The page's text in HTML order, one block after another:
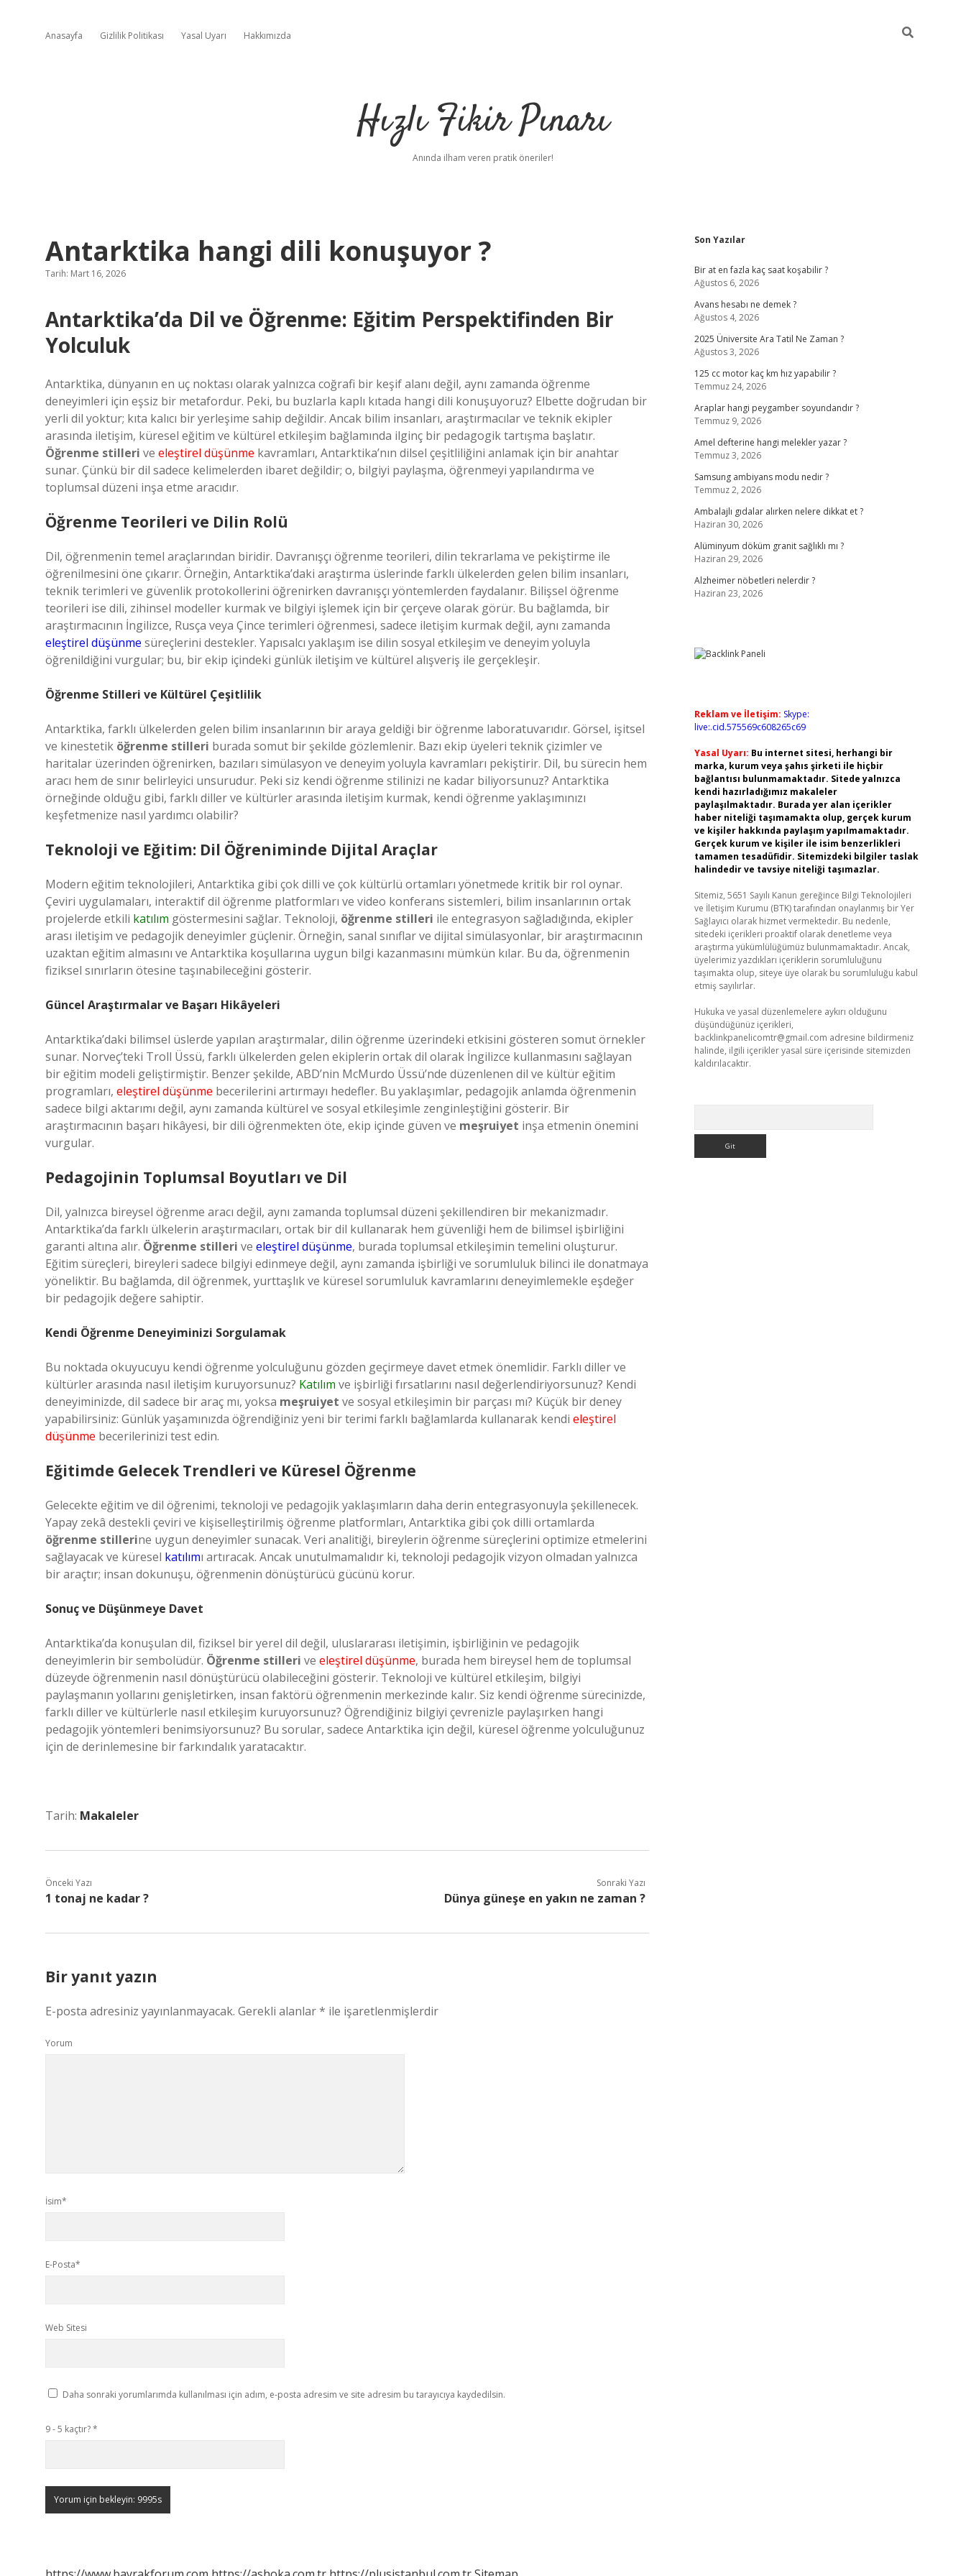
Anasayfa Gizlilik Politikası Yasal Uyarı Hakkımızda
Hızlı Fikir Pınarı
Anında ilham veren pratik öneriler!
Antarktika hangi dili konuşuyor ?
Tarih: Mart 16, 2026
Antarktika’da Dil ve Öğrenme: Eğitim Perspektifinden Bir
Yolculuk
Antarktika, dünyanın en uç noktası olarak yalnızca coğrafi bir keşif alanı değil, aynı zamanda öğrenme
deneyimleri için eşsiz bir metafordur. Peki, bu buzlarla kaplı kıtada hangi dili konuşuyoruz? Elbette doğrudan bir
yerli dil yoktur; kıta kalıcı bir yerleşime sahip değildir. Ancak bilim insanları, araştırmacılar ve teknik ekipler
arasında iletişim, küresel eğitim ve kültürel etkileşim bağlamında ilginç bir pedagogik tartışma başlatır.
Öğrenme stilleri ve eleştirel düşünme kavramları, Antarktika’nın dilsel çeşitliliğini anlamak için bir anahtar
sunar. Çünkü bir dil sadece kelimelerden ibaret değildir; o, bilgiyi paylaşma, öğrenmeyi yapılandırma ve
toplumsal düzeni inşa etme aracıdır.
Öğrenme Teorileri ve Dilin Rolü
Dil, öğrenmenin temel araçlarından biridir. Davranışçı öğrenme teorileri, dilin tekrarlama ve pekiştirme ile
öğrenilmesini öne çıkarır. Örneğin, Antarktika’daki araştırma üslerinde farklı ülkelerden gelen bilim insanları,
teknik terimleri ve güvenlik protokollerini öğrenirken davranışçı yöntemlerden faydalanır. Bilişsel öğrenme
teorileri ise dili, zihinsel modeller kurmak ve bilgiyi işlemek için bir çerçeve olarak görür. Bu bağlamda, bir
araştırmacının İngilizce, Rusça veya Çince terimleri öğrenmesi, sadece iletişim kurmak değil, aynı zamanda
eleştirel düşünme süreçlerini destekler. Yapısalcı yaklaşım ise dilin sosyal etkileşim ve deneyim yoluyla
öğrenildiğini vurgular; bu, bir ekip içindeki günlük iletişim ve kültürel alışveriş ile gerçekleşir.
Öğrenme Stilleri ve Kültürel Çeşitlilik
Antarktika, farklı ülkelerden gelen bilim insanlarının bir araya geldiği bir öğrenme laboratuvarıdır. Görsel, işitsel
ve kinestetik öğrenme stilleri burada somut bir şekilde gözlemlenir. Bazı ekip üyeleri teknik çizimler ve
haritalar üzerinden öğrenirken, bazıları simülasyon ve deneyim yoluyla kavramları pekiştirir. Dil, bu sürecin hem
aracı hem de sınır belirleyici unsurudur. Peki siz kendi öğrenme stilinizi ne kadar biliyorsunuz? Antarktika
örneğinde olduğu gibi, farklı diller ve kültürler arasında iletişim kurmak, kendi öğrenme yaklaşımınızı
keşfetmenize nasıl yardımcı olabilir?
Teknoloji ve Eğitim: Dil Öğreniminde Dijital Araçlar
Modern eğitim teknolojileri, Antarktika gibi çok dilli ve çok kültürlü ortamları yönetmede kritik bir rol oynar.
Çeviri uygulamaları, interaktif dil öğrenme platformları ve video konferans sistemleri, bilim insanlarının ortak
projelerde etkili katılım göstermesini sağlar. Teknoloji, öğrenme stilleri ile entegrasyon sağladığında, ekipler
arası iletişim ve pedagojik deneyimler güçlenir. Örneğin, sanal sınıflar ve dijital simülasyonlar, bir araştırmacının
uzaktan eğitim almasını ve Antarktika koşullarına uygun bilgi kazanmasını mümkün kılar. Bu da, öğrenmenin
fiziksel sınırların ötesine taşınabileceğini gösterir.
Güncel Araştırmalar ve Başarı Hikâyeleri
Antarktika’daki bilimsel üslerde yapılan araştırmalar, dilin öğrenme üzerindeki etkisini gösteren somut örnekler
sunar. Norveç’teki Troll Üssü, farklı ülkelerden gelen ekiplerin ortak dil olarak İngilizce kullanmasını sağlayan
bir eğitim modeli geliştirmiştir. Benzer şekilde, ABD’nin McMurdo Üssü’nde düzenlenen dil ve kültür eğitim
programları, eleştirel düşünme becerilerini artırmayı hedefler. Bu yaklaşımlar, pedagojik anlamda öğrenmenin
sadece bilgi aktarımı değil, aynı zamanda kültürel ve sosyal etkileşimle zenginleştiğini gösterir. Bir
araştırmacının başarı hikâyesi, bir dili öğrenmekten öte, ekip içinde güven ve meşruiyet inşa etmenin önemini
vurgular.
Pedagojinin Toplumsal Boyutları ve Dil
Dil, yalnızca bireysel öğrenme aracı değil, aynı zamanda toplumsal düzeni şekillendiren bir mekanizmadır.
Antarktika’da farklı ülkelerin araştırmacıları, ortak bir dil kullanarak hem güvenliği hem de bilimsel işbirliğini
garanti altına alır. Öğrenme stilleri ve eleştirel düşünme, burada toplumsal etkileşimin temelini oluşturur.
Eğitim süreçleri, bireyleri sadece bilgiyi edinmeye değil, aynı zamanda işbirliği ve sorumluluk bilinci ile donatmaya
yöneliktir. Bu bağlamda, dil öğrenmek, yurttaşlık ve küresel sorumluluk kavramlarını deneyimlemekle eşdeğer
bir pedagojik değere sahiptir.
Kendi Öğrenme Deneyiminizi Sorgulamak
Bu noktada okuyucuyu kendi öğrenme yolculuğunu gözden geçirmeye davet etmek önemlidir. Farklı diller ve
kültürler arasında nasıl iletişim kuruyorsunuz? Katılım ve işbirliği fırsatlarını nasıl değerlendiriyorsunuz? Kendi
deneyiminizde, dil sadece bir araç mı, yoksa meşruiyet ve sosyal etkileşimin bir parçası mı? Küçük bir deney
yapabilirsiniz: Günlük yaşamınızda öğrendiğiniz yeni bir terimi farklı bağlamlarda kullanarak kendi eleştirel
düşünme becerilerinizi test edin.
Eğitimde Gelecek Trendleri ve Küresel Öğrenme
Gelecekte eğitim ve dil öğrenimi, teknoloji ve pedagojik yaklaşımların daha derin entegrasyonuyla şekillenecek.
Yapay zekâ destekli çeviri ve kişiselleştirilmiş öğrenme platformları, Antarktika gibi çok dilli ortamlarda
öğrenme stillerine uygun deneyimler sunacak. Veri analitiği, bireylerin öğrenme süreçlerini optimize etmelerini
sağlayacak ve küresel katılımı artıracak. Ancak unutulmamalıdır ki, teknoloji pedagojik vizyon olmadan yalnızca
bir araçtır; insan dokunuşu, öğrenmenin dönüştürücü gücünü korur.
Sonuç ve Düşünmeye Davet
Antarktika’da konuşulan dil, fiziksel bir yerel dil değil, uluslararası iletişimin, işbirliğinin ve pedagojik
deneyimlerin bir sembolüdür. Öğrenme stilleri ve eleştirel düşünme, burada hem bireysel hem de toplumsal
düzeyde öğrenmenin nasıl dönüştürücü olabileceğini gösterir. Teknoloji ve kültürel etkileşim, bilgiyi
paylaşmanın yollarını genişletirken, insan faktörü öğrenmenin merkezinde kalır. Siz kendi öğrenme sürecinizde,
farklı diller ve kültürlerle nasıl etkileşim kuruyorsunuz? Öğrendiğiniz bilgiyi çevrenizle paylaşırken hangi
pedagojik yöntemleri benimsiyorsunuz? Bu sorular, sadece Antarktika için değil, küresel öğrenme yolculuğunuz
için de derinlemesine bir farkındalık yaratacaktır.
Tarih: Makaleler
Önceki Yazı
1 tonaj ne kadar ?
Sonraki Yazı
Dünya güneşe en yakın ne zaman ?
Bir yanıt yazın
E-posta adresiniz yayınlanmayacak. Gerekli alanlar* ile işaretlenmişlerdir
Yorum
İsim*
E-Posta*
Web Sitesi
Daha sonraki yorumlarımda kullanılması için adım, e-posta adresim ve site adresim bu tarayıcıya kaydedilsin.
9 - 5 kaçtır?*
Sidebar
Son Yazılar
Bir at en fazla kaç saat koşabilir ?
Ağustos 6, 2026
Avans hesabı ne demek ?
Ağustos 4, 2026
2025 Üniversite Ara Tatil Ne Zaman ?
Ağustos 3, 2026
125 cc motor kaç km hız yapabilir ?
Temmuz 24, 2026
Araplar hangi peygamber soyundandır ?
Temmuz 9, 2026
Amel defterine hangi melekler yazar ?
Temmuz 3, 2026
Samsung ambiyans modu nedir ?
Temmuz 2, 2026
Ambalajlı gıdalar alırken nelere dikkat et ?
Haziran 30, 2026
Alüminyum döküm granit sağlıklı mı ?
Haziran 29, 2026
Alzheimer nöbetleri nelerdir ?
Haziran 23, 2026
Reklam ve İletişim: Skype:
live:.cid.575569c608265c69
Yasal Uyarı: Bu internet sitesi, herhangi bir
marka, kurum veya şahıs şirketi ile hiçbir
bağlantısı bulunmamaktadır. Sitede yalnızca
kendi hazırladığımız makaleler
paylaşılmaktadır. Burada yer alan içerikler
haber niteliği taşımamakta olup, gerçek kurum
ve kişiler hakkında paylaşım yapılmamaktadır.
Gerçek kurum ve kişiler ile isim benzerlikleri
tamamen tesadüfidir. Sitemizdeki bilgiler taslak
halindedir ve tavsiye niteliği taşımazlar.
Sitemiz, 5651 Sayılı Kanun gereğince Bilgi Teknolojileri
ve İletişim Kurumu (BTK) tarafından onaylanmış bir Yer
Sağlayıcı olarak hizmet vermektedir. Bu nedenle,
sitedeki içerikleri proaktif olarak denetleme veya
araştırma yükümlülüğümüz bulunmamaktadır. Ancak,
üyelerimiz yazdıkları içeriklerin sorumluluğunu
taşımakta olup, siteye üye olarak bu sorumluluğu kabul
etmiş sayılırlar.
Hukuka ve yasal düzenlemelere aykırı olduğunu
düşündüğünüz içerikleri,
backlinkpanelicomtr@gmail.com adresine bildirmeniz
halinde, ilgili içerikler yasal süre içerisinde sitemizden
kaldırılacaktır.